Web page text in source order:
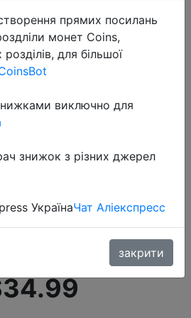
Вт портативный
инвертор
постоянного
usb-портами
прямих посилань
монет Coins,
для більшої
виключно для
знижок з різних джерел
УкраїнаЧат Аліекспресс
закрити